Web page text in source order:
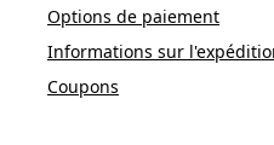
Options de paiement
Informations sur
Coupons